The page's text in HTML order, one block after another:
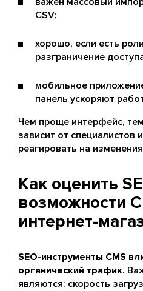
CSV;
хорошо, если есть
разграничение
мобильное
панель ускоряют
Чем проще интерфейс,
зависит от специалистов
реагировать на
Как оценить
возможности
интернет-
SEO-инструменты CMS
органический трафик.
являются: скорость